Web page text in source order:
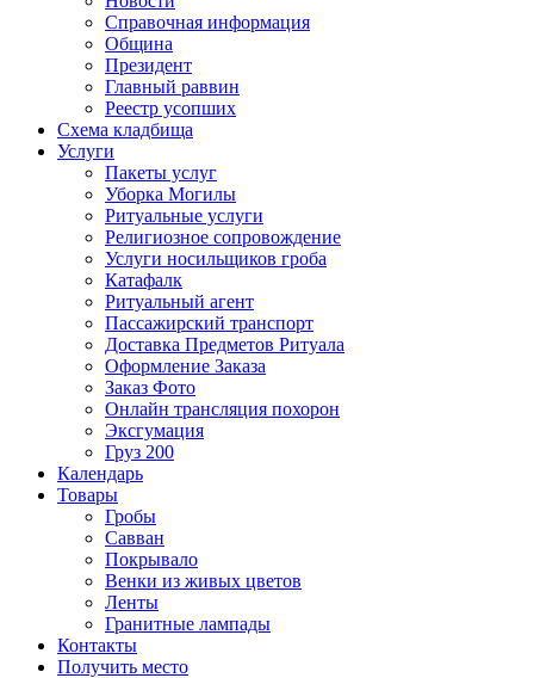
Справочная информация
Община
Президент
Главный раввин
Реестр усопших
Схема кладбища
Услуги
Пакеты услуг
Уборка Могилы
Ритуальные услуги
Религиозное сопровождение
Услуги носильщиков гроба
Катафалк
Ритуальный агент
Пассажирский транспорт
Доставка Предметов Ритуала
Оформление Заказа
Заказ Фото
Онлайн трансляция похорон
Эксгумация
Груз 200
Календарь
Товары
Гробы
Савван
Покрывало
Венки из живых цветов
Ленты
Гранитные лампады
Контакты
Получить место